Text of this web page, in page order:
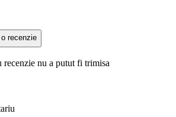
recenzie
recenzie nu a putut fi trimisa